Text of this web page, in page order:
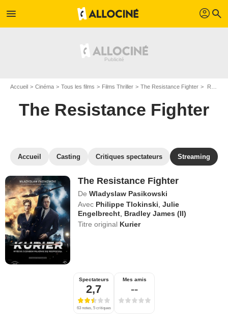
menu profil search
Accueil Cinéma Tous les films Films Thriller The Resistance Fighter Regarder The Resistance Fighter en SVOD
The Resistance Fighter
Accueil Casting Critiques spectateurs Streaming
The Resistance Fighter
De Wladyslaw Pasikowski
Avec Philippe Tlokinski ,Julie
Engelbrecht Bradley James (II)
Titre original Kurier
Spectateurs
2,7
63 notes, 5 critiques
Mes amis
--